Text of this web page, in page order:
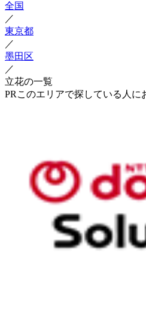
全国
／
東京都
／
墨田区
／
立花の一覧
PR このエリアで探している人に